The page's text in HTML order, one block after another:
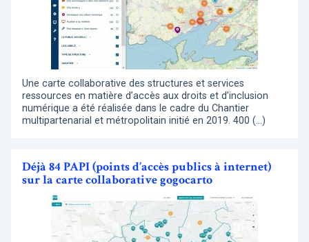
Une carte collaborative des structures et services
ressources en matière d’accès aux droits et d’inclusion
numérique a été réalisée dans le cadre du Chantier
multipartenarial et métropolitain initié en 2019. 400 (…)
Déjà 84 PAPI (points d’accès publics à internet)
sur la carte collaborative gogocarto